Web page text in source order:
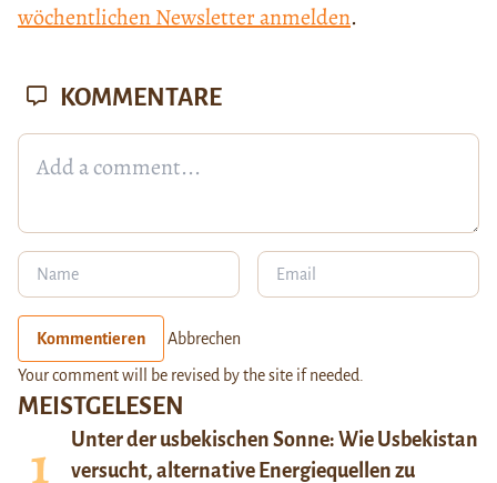
wöchentlichen Newsletter anmelden.
MEISTGELESEN
Unter der usbekischen Sonne: Wie Usbekistan
versucht, alternative Energiequellen zu
KOMMENTARE
Kommentieren Abbrechen
Your comment will be revised by the site if needed.